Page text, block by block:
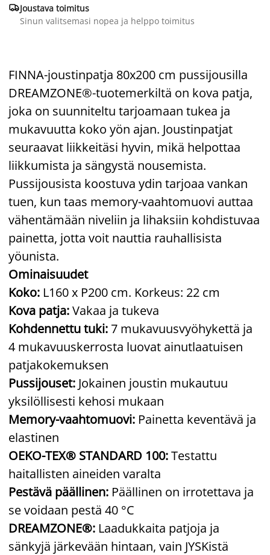
Joustava toimitus
Sinun valitsemasi nopea ja helppo toimitus
FINNA-joustinpatja 80x200 cm pussijousilla
DREAMZONE®-tuotemerkiltä on kova patja,
joka on suunniteltu tarjoamaan tukea ja
mukavuutta koko yön ajan. Joustinpatjat
seuraavat liikkeitäsi hyvin, mikä helpottaa
liikkumista ja sängystä nousemista.
Pussijousista koostuva ydin tarjoaa vankan
tuen, kun taas memory-vaahtomuovi auttaa
vähentämään niveliin ja lihaksiin kohdistuvaa
painetta, jotta voit nauttia rauhallisista
yöunista.
Ominaisuudet
Koko: L160 x P200 cm. Korkeus: 22 cm
Kova patja:Vakaa ja tukeva
Kohdennettu tuki:7 mukavuusvyöhykettä ja
4 mukavuuskerrosta luovat ainutlaatuisen
patjakokemuksen
Pussijouset: Jokainen joustin mukautuu
yksilöllisesti kehosi mukaan
Memory-vaahtomuovi: Painetta keventävä ja
elastinen
OEKO-TEX® STANDARD 100:Testattu
haitallisten aineiden varalta
Pestävä päällinen: Päällinen on irrotettava ja
se voidaan pestä 40 °C
DREAMZONE®: Laadukkaita patjoja ja
sänkyjä järkevään hintaan, vain JYSKistä